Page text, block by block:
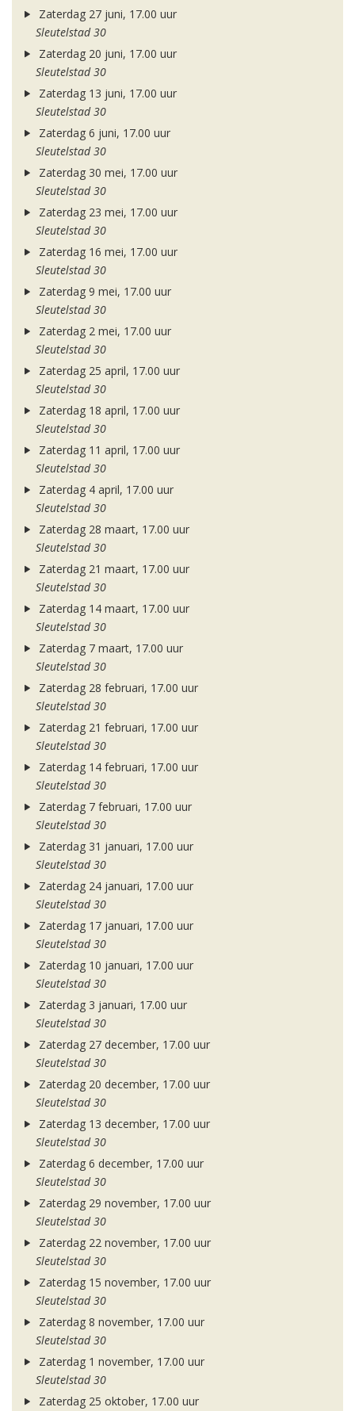
Zaterdag 27 juni, 17.00 uur
Sleutelstad 30
Zaterdag 20 juni, 17.00 uur
Sleutelstad 30
Zaterdag 13 juni, 17.00 uur
Sleutelstad 30
Zaterdag 6 juni, 17.00 uur
Sleutelstad 30
Zaterdag 30 mei, 17.00 uur
Sleutelstad 30
Zaterdag 23 mei, 17.00 uur
Sleutelstad 30
Zaterdag 16 mei, 17.00 uur
Sleutelstad 30
Zaterdag 9 mei, 17.00 uur
Sleutelstad 30
Zaterdag 2 mei, 17.00 uur
Sleutelstad 30
Zaterdag 25 april, 17.00 uur
Sleutelstad 30
Zaterdag 18 april, 17.00 uur
Sleutelstad 30
Zaterdag 11 april, 17.00 uur
Sleutelstad 30
Zaterdag 4 april, 17.00 uur
Sleutelstad 30
Zaterdag 28 maart, 17.00 uur
Sleutelstad 30
Zaterdag 21 maart, 17.00 uur
Sleutelstad 30
Zaterdag 14 maart, 17.00 uur
Sleutelstad 30
Zaterdag 7 maart, 17.00 uur
Sleutelstad 30
Zaterdag 28 februari, 17.00 uur
Sleutelstad 30
Zaterdag 21 februari, 17.00 uur
Sleutelstad 30
Zaterdag 14 februari, 17.00 uur
Sleutelstad 30
Zaterdag 7 februari, 17.00 uur
Sleutelstad 30
Zaterdag 31 januari, 17.00 uur
Sleutelstad 30
Zaterdag 24 januari, 17.00 uur
Sleutelstad 30
Zaterdag 17 januari, 17.00 uur
Sleutelstad 30
Zaterdag 10 januari, 17.00 uur
Sleutelstad 30
Zaterdag 3 januari, 17.00 uur
Sleutelstad 30
Zaterdag 27 december, 17.00 uur
Sleutelstad 30
Zaterdag 20 december, 17.00 uur
Sleutelstad 30
Zaterdag 13 december, 17.00 uur
Sleutelstad 30
Zaterdag 6 december, 17.00 uur
Sleutelstad 30
Zaterdag 29 november, 17.00 uur
Sleutelstad 30
Zaterdag 22 november, 17.00 uur
Sleutelstad 30
Zaterdag 15 november, 17.00 uur
Sleutelstad 30
Zaterdag 8 november, 17.00 uur
Sleutelstad 30
Zaterdag 1 november, 17.00 uur
Sleutelstad 30
Zaterdag 25 oktober, 17.00 uur